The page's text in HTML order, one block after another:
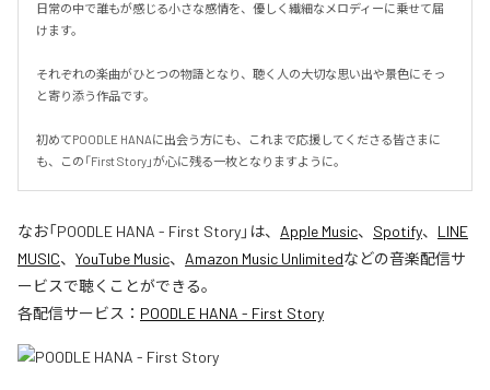
日常の中で誰もが感じる小さな感情を、優しく繊細なメロディーに乗せて届
けます。
それぞれの楽曲がひとつの物語となり、聴く人の大切な思い出や景色にそっ
と寄り添う作品です。
初めてPOODLE HANAに出会う方にも、これまで応援してくださる皆さまに
も、この「First Story」が心に残る一枚となりますように。
なお「POODLE HANA - First Story」は、 Apple Music、 Spotify、 LINE
MUSIC、 YouTube Music、 Amazon Music Unlimitedなどの音楽配信サ
ービスで聴くことができる。
各配信サービス： POODLE HANA - First Story